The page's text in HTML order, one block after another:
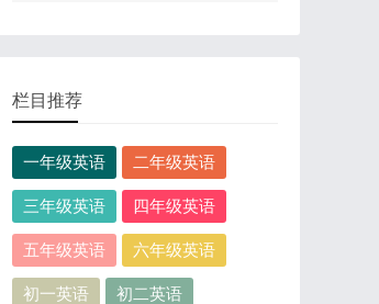
栏目推荐
一年级英语 二年级英语
三年级英语 四年级英语
五年级英语 六年级英语
初一英语 初二英语